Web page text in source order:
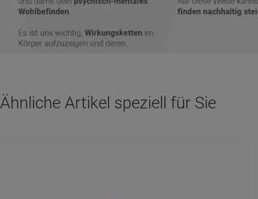
Ähnliche Artikel speziell für Sie